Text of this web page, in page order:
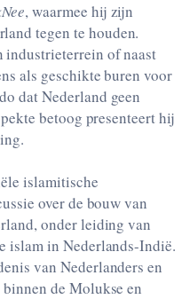
, waarmee hij zijn
tegen te houden.
industrieterrein of naast
als geschikte buren voor
dat Nederland geen
betoog presenteert hij
islamitische
over de bouw van
onder leiding van
islam in Nederlands-Indië.
van Nederlanders en
de Molukse en